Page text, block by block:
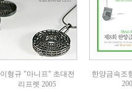
이형규 "마니프" 초대전
리프렛 2005
한양금속조